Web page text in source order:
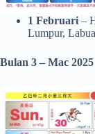
1 Februari –
Lumpur,
Bulan 3 – Mac 2025